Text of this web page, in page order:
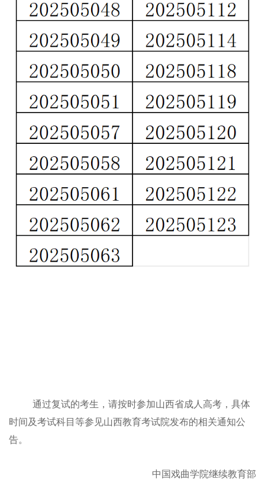
通过复试的考生，请按时参加山西省成人高考，具体
时间及考试科目等参见山西教育考试院发布的相关通知公
告。
中国戏曲学院继续教育部